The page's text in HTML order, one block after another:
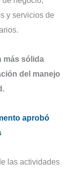
y servicios de
sólida
del manejo
aprobó
las actividades